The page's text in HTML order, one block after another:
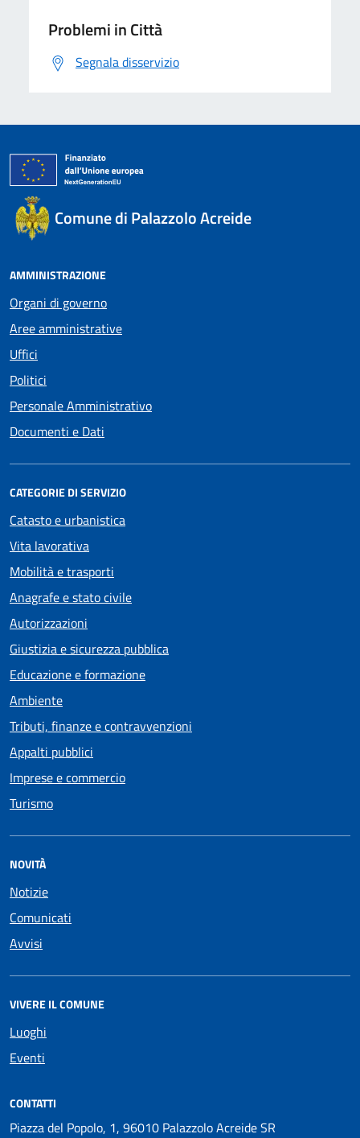
Problemi in Città
Segnala disservizio
Comune di Palazzolo Acreide
AMMINISTRAZIONE
Organi di governo
Aree amministrative
Uffici
Politici
Personale Amministrativo
Documenti e Dati
CATEGORIE DI SERVIZIO
Catasto e urbanistica
Vita lavorativa
Mobilità e trasporti
Anagrafe e stato civile
Autorizzazioni
Giustizia e sicurezza pubblica
Educazione e formazione
Ambiente
Tributi, finanze e contravvenzioni
Appalti pubblici
Imprese e commercio
Turismo
NOVITÀ
Notizie
Comunicati
Avvisi
VIVERE IL COMUNE
Luoghi
Eventi
CONTATTI
Piazza del Popolo, 1, 96010 Palazzolo Acreide SR